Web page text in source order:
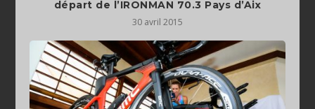
30 avril 2015